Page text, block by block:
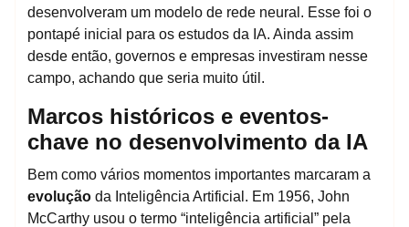
desenvolveram um modelo de rede neural. Esse foi o
pontapé inicial para os estudos da IA. Ainda assim
desde então, governos e empresas investiram nesse
campo, achando que seria muito útil.
Marcos históricos e eventos-
chave no desenvolvimento da IA
Bem como vários momentos importantes marcaram a
evolução da Inteligência Artificial. Em 1956, John
McCarthy usou o termo “inteligência artificial” pela